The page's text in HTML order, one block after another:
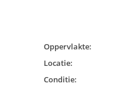
Oppervlakte:
Locatie:
Conditie: